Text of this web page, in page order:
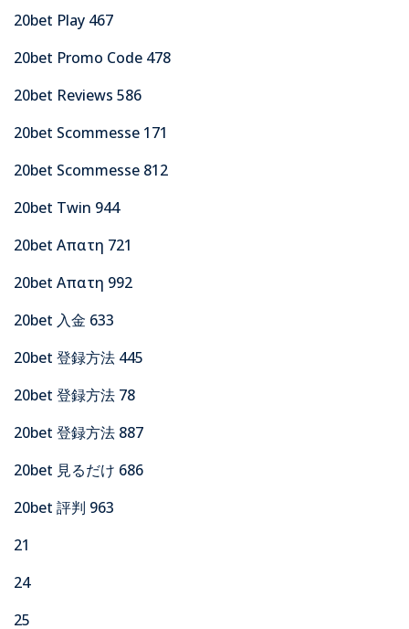
20bet Play 467
20bet Promo Code 478
20bet Reviews 586
20bet Scommesse 171
20bet Scommesse 812
20bet Twin 944
20bet Απατη 721
20bet Απατη 992
20bet 入金 633
20bet 登録方法 445
20bet 登録方法 78
20bet 登録方法 887
20bet 見るだけ 686
20bet 評判 963
21
24
25